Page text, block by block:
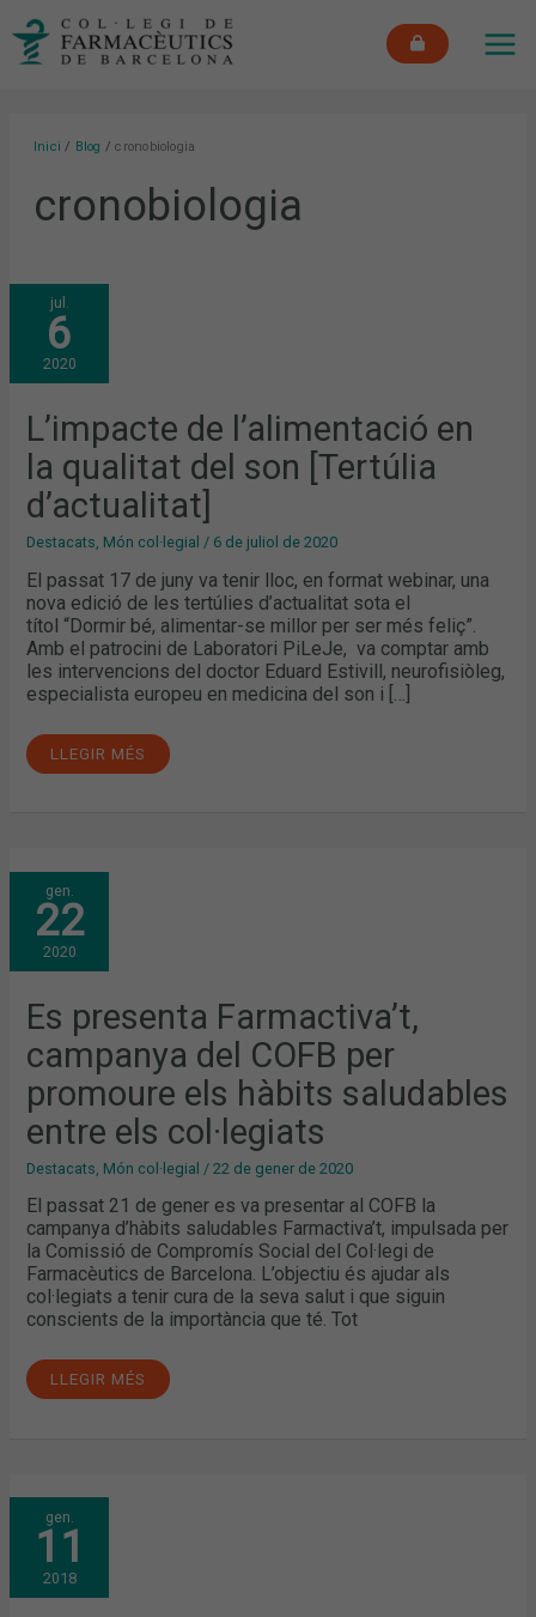
Inici Blog cronobiologia
cronobiologia
jul.
6
2020
L’impacte de l’alimentació en
la qualitat del son [Tertúlia
d’actualitat]
Destacats Món col·legial / 6 de juliol de 2020
El passat 17 de juny va tenir lloc, en format webinar, una
nova edició de les tertúlies d’actualitat sota el
títol “Dormir bé, alimentar-se millor per ser més feliç”.
Amb el patrocini de Laboratori PiLeJe, va comptar amb
les intervencions del doctor Eduard Estivill, neurofisiòleg,
especialista europeu en medicina del son i […]
L’IMPACTE
DE
L’ALIMENTACIÓ
EN
LA
QUALITAT
DEL
[TERTÚLIA
D’ACTUALITAT]
LLEGIR MÉS
gen.
22
2020
Es presenta Farmactiva’t,
campanya del COFB per
promoure els hàbits saludables
entre els col·legiats
Destacats Món col·legial /22 de gener de 2020
El passat 21 de gener es va presentar al COFB la
campanya d’hàbits saludables Farmactiva’t, impulsada per
la Comissió de Compromís Social del Col·legi de
Farmacèutics de Barcelona. L’objectiu és ajudar als
col·legiats a tenir cura de la seva salut i que siguin
conscients de la importància que té. Tot
ES
PRESENTA
FARMACTIVA’T,
CAMPANYA
DEL
COFB
PER
HÀBITS
SALUDABLES
ENTRE
ELS
COL·LEGIATS
LLEGIR MÉS
gen.
11
2018
TERTÚLIA
D’ACTUALITAT:
CRONOBIOLOGIA,
DELS
ÀPATS
I